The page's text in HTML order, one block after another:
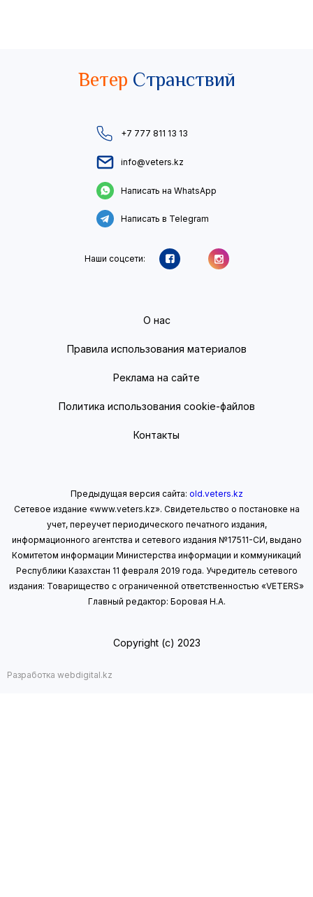
Ветер Странствий
+7 777 811 13 13
info@veters.kz
Написать на WhatsApp
Написать в Telegram
Наши соцсети:
О нас
Правила использования материалов
Реклама на сайте
Политика использования cookie-файлов
Контакты
Предыдущая версия сайта: old.veters.kz
Сетевое издание «www.veters.kz». Свидетельство о постановке на
учет, переучет периодического печатного издания,
информационного агентства и сетевого издания №17511-СИ, выдано
Комитетом информации Министерства информации и коммуникаций
Республики Казахстан 11 февраля 2019 года. Учредитель сетевого
издания: Товарищество с ограниченной ответственностью «VETERS»
Главный редактор: Боровая Н.А.
Copyright (с) 2023
Разработка webdigital.kz